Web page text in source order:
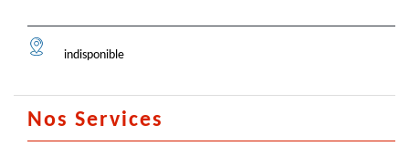
indisponible
Nos Services